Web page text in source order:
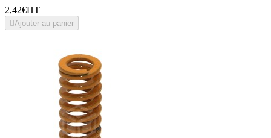
2,42€HT
Ajouter au panier